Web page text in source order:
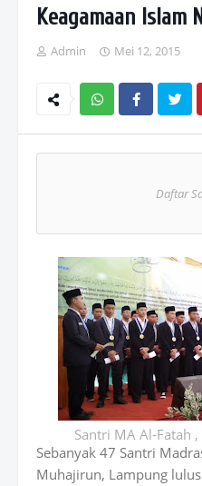
Keagamaan Islam
Admin Mei 12, 2015
Wh
Daftar
Santri MA Al-Fatah
Sebanyak 47 Santri
Muhajirun, Lampung